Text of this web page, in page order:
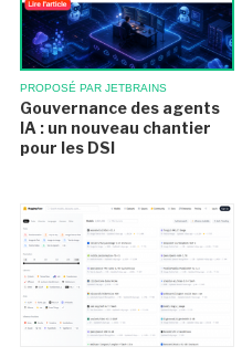
PROPOSÉ PAR JETBRAINS
Gouvernance des agents
IA : un nouveau chantier
pour les DSI